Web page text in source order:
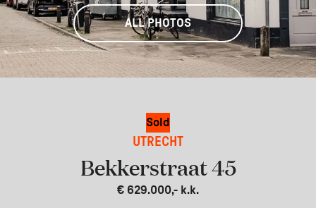
ALL PHOTOS
Sold
UTRECHT
Bekkerstraat 45
€ 629.000,- k.k.